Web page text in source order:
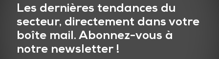
Les dernières tendances du
secteur, directement dans votre
boîte mail. Abonnez-vous à
notre newsletter !